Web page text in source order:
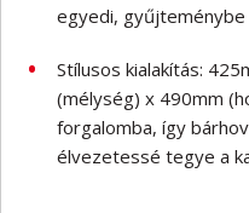
egyedi, gyűjteménybe
Stílusos kialakítás:
(mélység) x 490mm
forgalomba, így
élvezetessé tegye a